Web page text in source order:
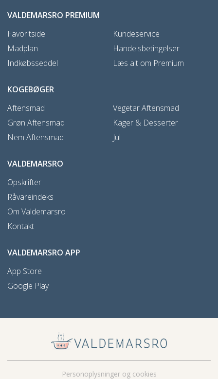
VALDEMARSRO PREMIUM
Favoritside
Madplan
Indkøbsseddel
Kundeservice
Handelsbetingelser
Læs alt om Premium
KOGEBØGER
Aftensmad
Grøn Aftensmad
Nem Aftensmad
Vegetar Aftensmad
Kager & Desserter
Jul
VALDEMARSRO
Opskrifter
Råvareindeks
Om Valdemarsro
Kontakt
VALDEMARSRO APP
App Store
Google Play
Personoplysninger og cookies